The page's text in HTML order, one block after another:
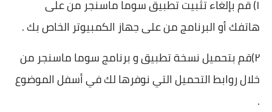
١) قم بإلغاء تثبيت تطبيق سوما ماسنجر من على
هاتفك أو البرنامج من على جهاز الكمبيوتر الخاص بك .
٢)قم بتحميل نسخة تطبيق و برنامج سوما ماسنجر من
خلال روابط التحميل التي نوفرها لك في أسفل الموضوع
.